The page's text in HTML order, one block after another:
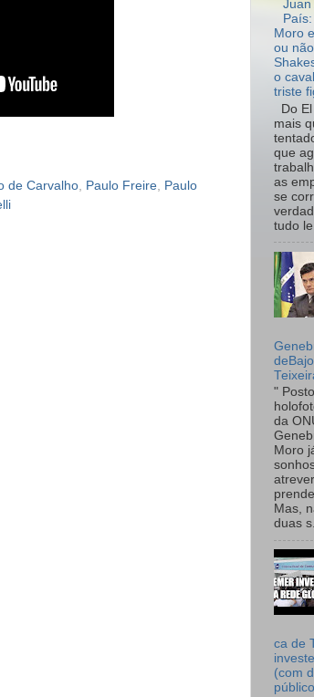
de Carvalho Paulo Freire Paulo
Juan
Moro
ou
o
triste
Do
mais
que
as
se
tudo
"
da
Moro
Mas,
duas
ca de
(com